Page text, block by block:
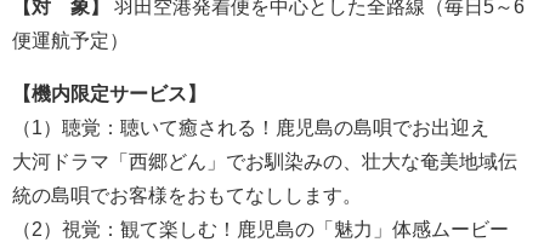
【対 象】
羽田空港発着便を中心とした全路線（毎日5～6
便運航予定）
【機内限定サービス】
（1）聴覚：聴いて癒される！鹿児島の島唄でお出迎え
大河ドラマ「西郷どん」でお馴染みの、壮大な奄美地域伝
統の島唄でお客様をおもてなしします。
（2）視覚：観て楽しむ！鹿児島の「魅力」体感ムービー